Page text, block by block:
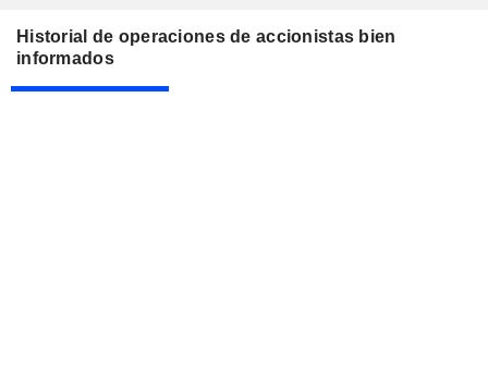
Historial de operaciones de accionistas bien
informados